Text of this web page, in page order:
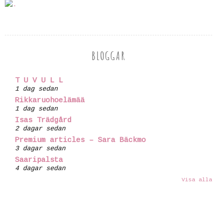
BLOGGAR
T U V U L L
1 dag sedan
Rikkaruohoelämää
1 dag sedan
Isas Trädgård
2 dagar sedan
Premium articles – Sara Bäckmo
3 dagar sedan
Saaripalsta
4 dagar sedan
Visa alla